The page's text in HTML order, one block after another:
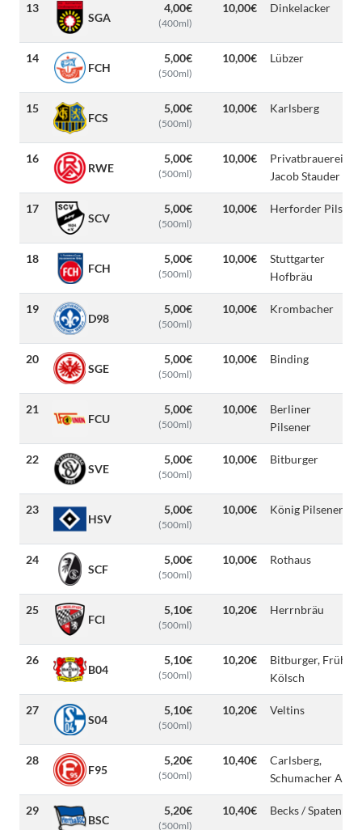
13
SGA
4,00€
(400ml)
10,00€ Dinkelacker
14
FCH
5,00€
(500ml)
10,00€ Lübzer
15
FCS
5,00€
(500ml)
10,00€ Karlsberg
16
RWE
5,00€
(500ml)
10,00€
Privatbrauerei
Jacob Stauder
17
SCV
5,00€
(500ml)
10,00€ Herforder Pils
18
FCH
5,00€
(500ml)
10,00€
Stuttgarter
Hofbräu
19
D98
5,00€
(500ml)
10,00€ Krombacher
20
SGE
5,00€
(500ml)
10,00€ Binding
21
FCU
5,00€
(500ml)
10,00€
Berliner
Pilsener
22
SVE
5,00€
(500ml)
10,00€ Bitburger
23
HSV
5,00€
(500ml)
10,00€ König Pilsener
24
SCF
5,00€
(500ml)
10,00€ Rothaus
25
FCI
5,10€
(500ml)
10,20€ Herrnbräu
26
B04
5,10€
(500ml)
10,20€
Bitburger, Früh
Kölsch
27
S04
5,10€
(500ml)
10,20€ Veltins
28
F95
5,20€
(500ml)
10,40€
Carlsberg,
Schumacher Alt
29
BSC
5,20€
(500ml)
10,40€ Becks / Spaten